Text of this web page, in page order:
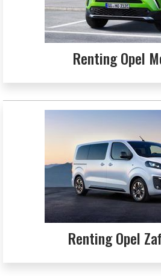
Renting Opel
Renting Opel